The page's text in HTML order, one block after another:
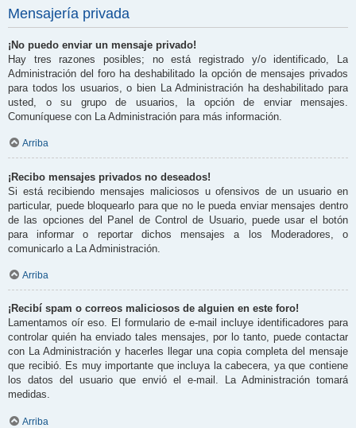
Mensajería privada
¡No puedo enviar un mensaje privado!
Hay tres razones posibles; no está registrado y/o identificado, La
Administración del foro ha deshabilitado la opción de mensajes privados
para todos los usuarios, o bien La Administración ha deshabilitado para
usted, o su grupo de usuarios, la opción de enviar mensajes.
Comuníquese con La Administración para más información.
Arriba
¡Recibo mensajes privados no deseados!
Si está recibiendo mensajes maliciosos u ofensivos de un usuario en
particular, puede bloquearlo para que no le pueda enviar mensajes dentro
de las opciones del Panel de Control de Usuario, puede usar el botón
para informar o reportar dichos mensajes a los Moderadores, o
comunicarlo a La Administración.
Arriba
¡Recibí spam o correos maliciosos de alguien en este foro!
Lamentamos oír eso. El formulario de e-mail incluye identificadores para
controlar quién ha enviado tales mensajes, por lo tanto, puede contactar
con La Administración y hacerles llegar una copia completa del mensaje
que recibió. Es muy importante que incluya la cabecera, ya que contiene
los datos del usuario que envió el e-mail. La Administración tomará
medidas.
Arriba